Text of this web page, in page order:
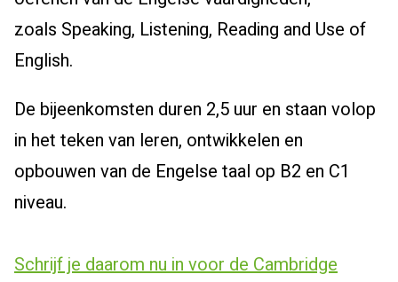
zoals Speaking, Listening, Reading and Use of
English.
De bijeenkomsten duren 2,5 uur en staan volop
in het teken van leren, ontwikkelen en
opbouwen van de Engelse taal op B2 en C1
niveau.
Schrijf je daarom nu in voor de Cambridge